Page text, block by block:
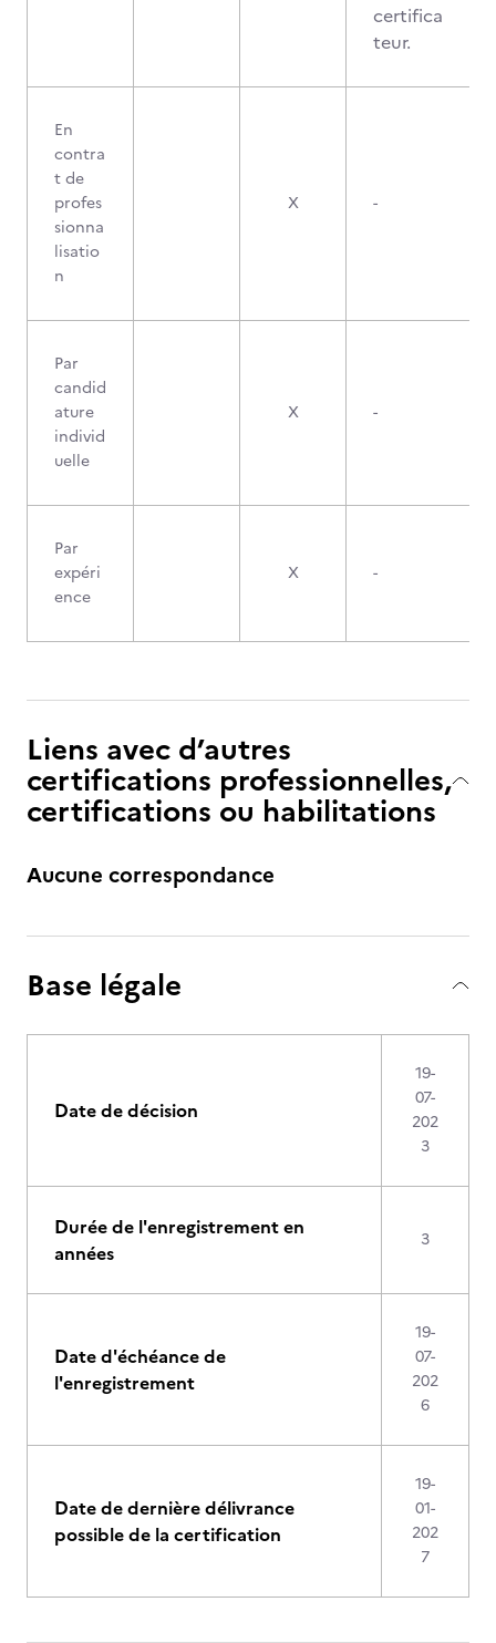
certifica
teur.
En
contra
t de
profes
sionna
lisatio
n
X -
Par
candid
ature
individ
uelle
X -
Par
expéri
ence
X -
Liens avec d’autres
certifications professionnelles,
certifications ou habilitations
Aucune correspondance
Base légale
Date de décision
19-
07-
202
3
Durée de l'enregistrement en
années
3
Date d'échéance de
l'enregistrement
19-
07-
202
6
Date de dernière délivrance
possible de la certification
19-
01-
202
7